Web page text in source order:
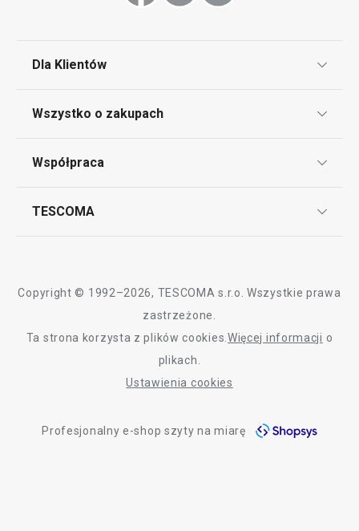
Dla Klientów
Bony podarunkowe
Wszystko o zakupach
Dostawa i sposoby płatności
Współpraca
TESCOMA
Graficzne oznaczenie produktów
Polityka prywatności
Copyright © 1992–2026, TESCOMA s.r.o. Wszystkie prawa
zastrzeżone.
Ta strona korzysta z plików cookies.Więcej informacji o
plikach.
Ustawienia cookies
Profesjonalny e-shop szyty na miarę